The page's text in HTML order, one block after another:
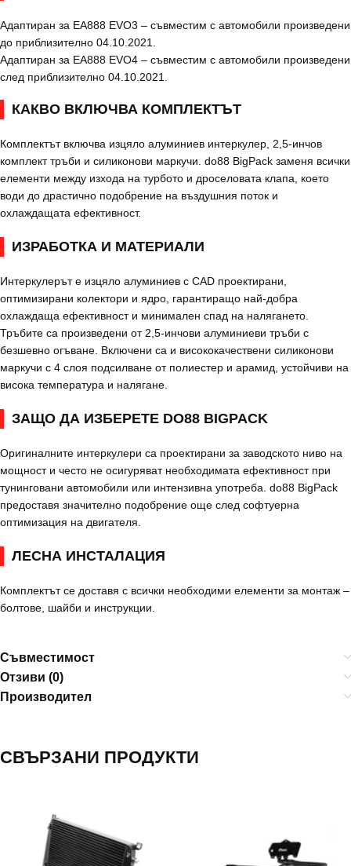
Адаптиран за EA888 EVO3 – съвместим с автомобили произведени
до приблизително 04.10.2021.
Адаптиран за EA888 EVO4 – съвместим с автомобили произведени
след приблизително 04.10.2021.
КАКВО ВКЛЮЧВА КОМПЛЕКТЪТ
Комплектът включва изцяло алуминиев интеркулер, 2,5-инчов
комплект тръби и силиконови маркучи. do88 BigPack заменя всички
елементи между изхода на турбото и дроселовата клапа, което
води до драстично подобрение на въздушния поток и
охлаждащата ефективност.
ИЗРАБОТКА И МАТЕРИАЛИ
Интеркулерът е изцяло алуминиев с CAD проектирани,
оптимизирани колектори и ядро, гарантиращо най-добра
охлаждаща ефективност и минимален спад на налягането.
Тръбите са произведени от 2,5-инчови алуминиеви тръби с
безшевно огъване. Включени са и висококачествени силиконови
маркучи с 4 слоя подсилване от полиестер и арамид, устойчиви на
висока температура и налягане.
ЗАЩО ДА ИЗБЕРЕТЕ DO88 BIGPACK
Оригиналните интеркулери са проектирани за заводското ниво на
мощност и често не осигуряват необходимата ефективност при
тунинговани автомобили или интензивна употреба. do88 BigPack
предоставя значително подобрение още след софтуерна
оптимизация на двигателя.
ЛЕСНА ИНСТАЛАЦИЯ
Комплектът се доставя с всички необходими елементи за монтаж –
болтове, шайби и инструкции.
Съвместимост
Отзиви (0)
Производител
СВЪРЗАНИ ПРОДУКТИ